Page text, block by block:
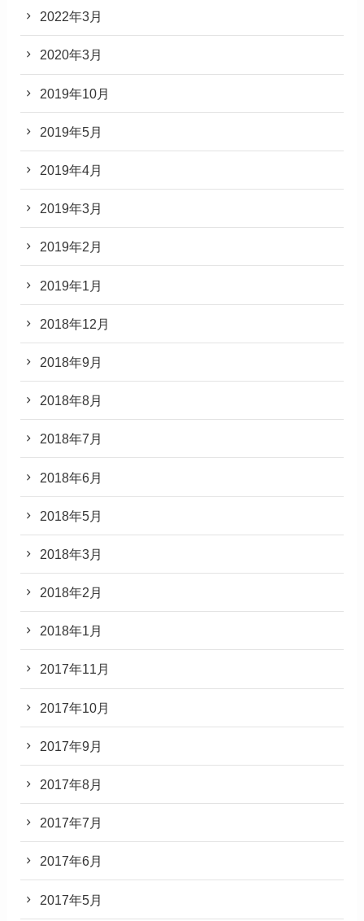
2022年3月
2020年3月
2019年10月
2019年5月
2019年4月
2019年3月
2019年2月
2019年1月
2018年12月
2018年9月
2018年8月
2018年7月
2018年6月
2018年5月
2018年3月
2018年2月
2018年1月
2017年11月
2017年10月
2017年9月
2017年8月
2017年7月
2017年6月
2017年5月